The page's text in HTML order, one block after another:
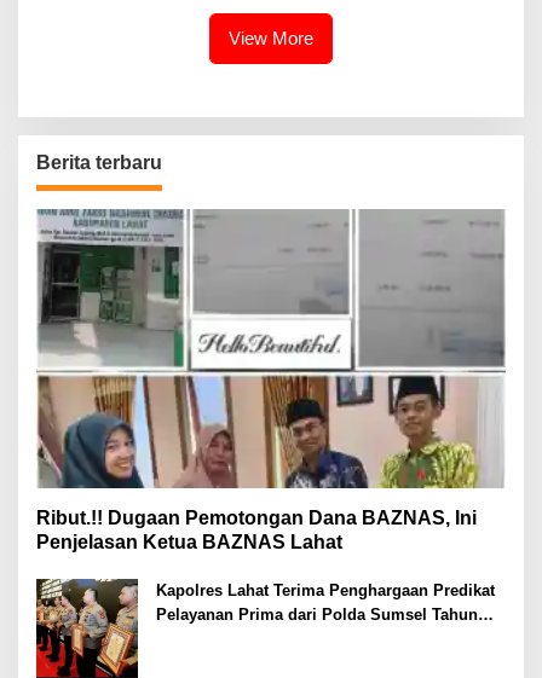
View More
Berita terbaru
Ribut.!! Dugaan Pemotongan Dana BAZNAS, Ini
Penjelasan Ketua BAZNAS Lahat
Kapolres Lahat Terima Penghargaan Predikat
Pelayanan Prima dari Polda Sumsel Tahun